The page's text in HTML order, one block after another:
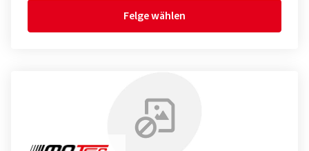
Felge wählen